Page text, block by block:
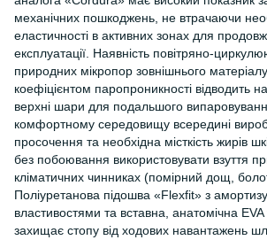
механічних пошкоджень, не втрачаючи
еластичності в активних зонах для
експлуатації. Наявність повітряно-
природних мікропор зовнішнього
коефіцієнтом паропроникності відводить
верхні шари для подальшого
комфортному середовищу всередині
просочення та необхідна місткість жирів
без побоювання використовувати взуття
кліматичних чинниках (помірний дощ,
Поліуретанова підошва «Flexfit» з
властивостями та вставна, анатомічна EVA
захищає стопу від ходових навантажень